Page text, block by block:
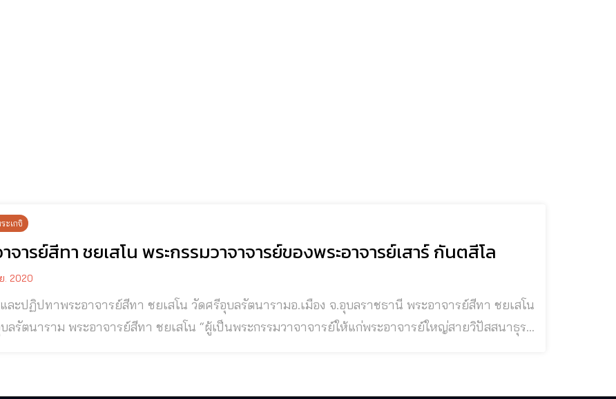
ะเกจิ
จารย์สีทา ชยเสโน พระกรรมวาจาจารย์ของพระอาจารย์เสาร์ กันตสีโล
. 2020
ระอาจารย์สีทา ชยเสโน วัดศรีอุบลรัตนารามอ.เมือง จ.อุบลราชธานี พระอาจารย์สีทา ชยเสโน
โน “ผู้เป็นพระกรรมวาจาจารย์ให้แก่พระอาจารย์ใหญ่สายวิปัสสนาธุระ